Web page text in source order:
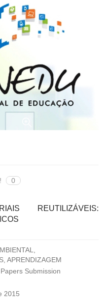
0
REUTILIZÁVEIS:
APRENDIZAGEM
Submission
2015